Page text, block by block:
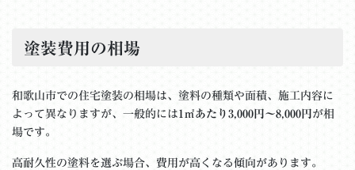
塗装費用の相場
和歌山市での住宅塗装の相場は、塗料の種類や面積、施工内容に
よって異なりますが、一般的には1㎡あたり3,000円〜8,000円が相
場です。
高耐久性の塗料を選ぶ場合、費用が高くなる傾向があります。